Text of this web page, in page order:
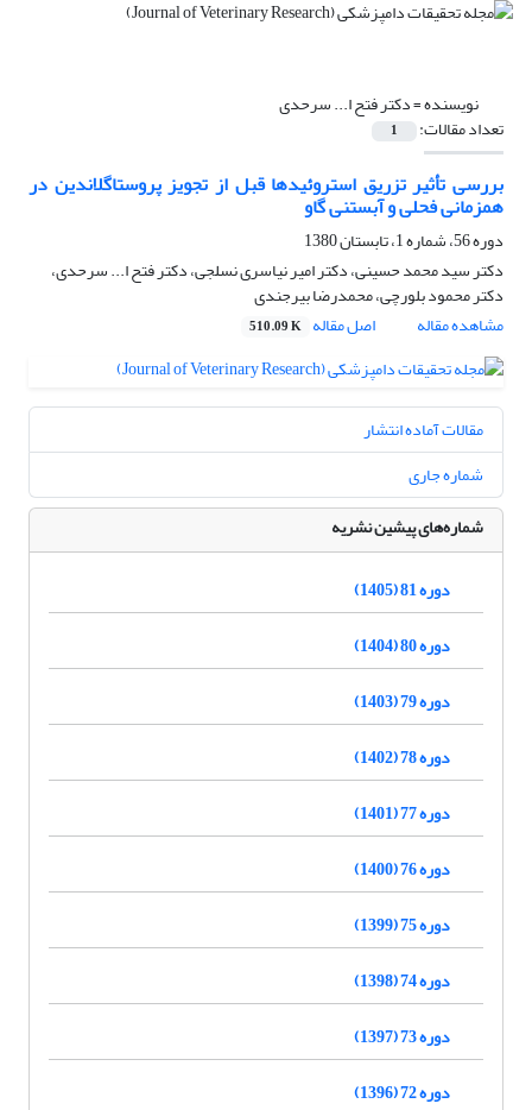
نویسنده =دکتر فتح ا... سرحدی
تعداد مقالات: 1
بررسی تأثیر تزریق استروئیدها قبل از تجویز پروستاگلاندین در
همزمانی فحلی و آبستنی گاو
دوره 56، شماره 1، تابستان 1380
دکتر سید محمد حسینی، دکتر امیر نیاسری نسلجی، دکتر فتح ا... سرحدی،
دکتر محمود بلورچی، محمدرضا بیرجندی
مشاهده مقاله
اصل مقاله 510.09 K
مقالات آماده انتشار
شماره جاری
شماره‌های پیشین نشریه
دوره 81 (1405)
دوره 80 (1404)
دوره 79 (1403)
دوره 78 (1402)
دوره 77 (1401)
دوره 76 (1400)
دوره 75 (1399)
دوره 74 (1398)
دوره 73 (1397)
دوره 72 (1396)